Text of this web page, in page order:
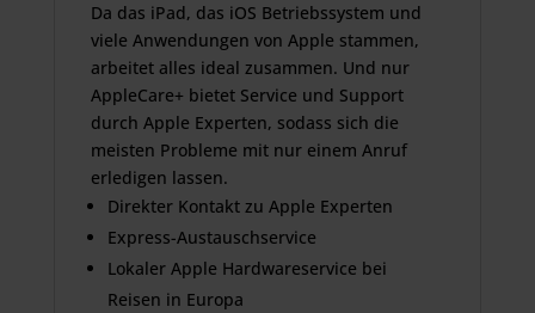
Da das iPad, das iOS Betriebssystem und
viele Anwendungen von Apple stammen,
arbeitet alles ideal zusammen. Und nur
AppleCare+ bietet Service und Support
durch Apple Experten, sodass sich die
meisten Probleme mit nur einem Anruf
erledigen lassen.
Direkter Kontakt zu Apple Experten
Express-Austauschservice
Lokaler Apple Hardwareservice bei
Reisen in Europa